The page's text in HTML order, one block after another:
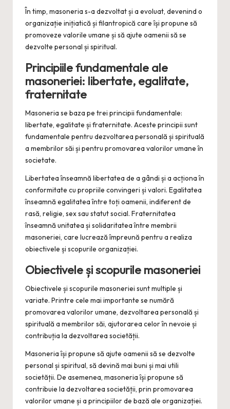
În timp, masoneria s-a dezvoltat și a evoluat, devenind o
organizație inițiatică și filantropică care își propune să
promoveze valorile umane și să ajute oamenii să se
dezvolte personal și spiritual.
Principiile fundamentale ale
masoneriei: libertate, egalitate,
fraternitate
Masoneria se baza pe trei principii fundamentale:
libertate, egalitate și fraternitate. Aceste principii sunt
fundamentale pentru dezvoltarea personală și spirituală
a membrilor săi și pentru promovarea valorilor umane în
societate.
Libertatea înseamnă libertatea de a gândi și a acționa în
conformitate cu propriile convingeri și valori. Egalitatea
înseamnă egalitatea între toți oamenii, indiferent de
rasă, religie, sex sau statut social. Fraternitatea
înseamnă unitatea și solidaritatea între membrii
masoneriei, care lucrează împreună pentru a realiza
obiectivele și scopurile organizației.
Obiectivele și scopurile masoneriei
Obiectivele și scopurile masoneriei sunt multiple și
variate. Printre cele mai importante se numără
promovarea valorilor umane, dezvoltarea personală și
spirituală a membrilor săi, ajutorarea celor în nevoie și
contribuția la dezvoltarea societății.
Masoneria își propune să ajute oamenii să se dezvolte
personal și spiritual, să devină mai buni și mai utili
societății. De asemenea, masoneria își propune să
contribuie la dezvoltarea societății, prin promovarea
valorilor umane și a principiilor de bază ale organizației.